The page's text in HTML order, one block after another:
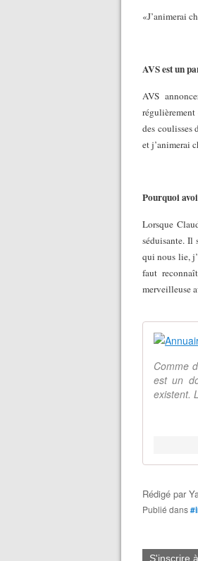
«J’animerai
AVS est un
AVS
des coulisses
et j’animerai
Pourquoi
Lorsque
séduisante. Il
qui nous lie,
faut
merveilleuse
Comme
est un
existent.
Rédigé par
Publié dans
S'inscrire